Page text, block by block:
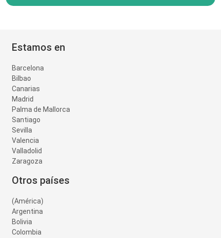
Estamos en
Barcelona
Bilbao
Canarias
Madrid
Palma de Mallorca
Santiago
Sevilla
Valencia
Valladolid
Zaragoza
Otros países
(América)
Argentina
Bolivia
Colombia